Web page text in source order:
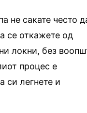
не сакате често
се откажете од
локни, без
процес е
си легнете и